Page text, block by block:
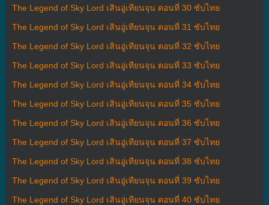
The Legend of Sky Lord เสินอู่เทียนจุน ตอนที่ 30 ซับไทย
The Legend of Sky Lord เสินอู่เทียนจุน ตอนที่ 31 ซับไทย
The Legend of Sky Lord เสินอู่เทียนจุน ตอนที่ 32 ซับไทย
The Legend of Sky Lord เสินอู่เทียนจุน ตอนที่ 33 ซับไทย
The Legend of Sky Lord เสินอู่เทียนจุน ตอนที่ 34 ซับไทย
The Legend of Sky Lord เสินอู่เทียนจุน ตอนที่ 35 ซับไทย
The Legend of Sky Lord เสินอู่เทียนจุน ตอนที่ 36 ซับไทย
The Legend of Sky Lord เสินอู่เทียนจุน ตอนที่ 37 ซับไทย
The Legend of Sky Lord เสินอู่เทียนจุน ตอนที่ 38 ซับไทย
The Legend of Sky Lord เสินอู่เทียนจุน ตอนที่ 39 ซับไทย
The Legend of Sky Lord เสินอู่เทียนจุน ตอนที่ 40 ซับไทย